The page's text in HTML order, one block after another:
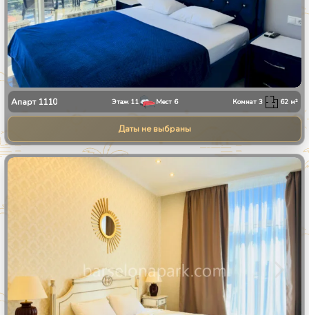
Апарт 1110 Этаж 11 Мест 6 Комнат3 62 м²
Даты не выбраны